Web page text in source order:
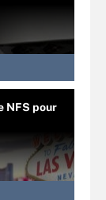
NFS pour